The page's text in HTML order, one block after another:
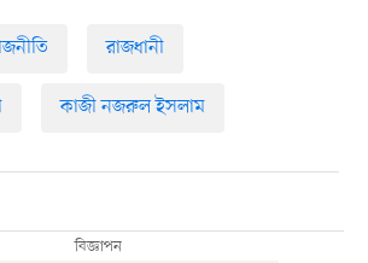
রাজধানী
কাজী নজরুল ইসলাম